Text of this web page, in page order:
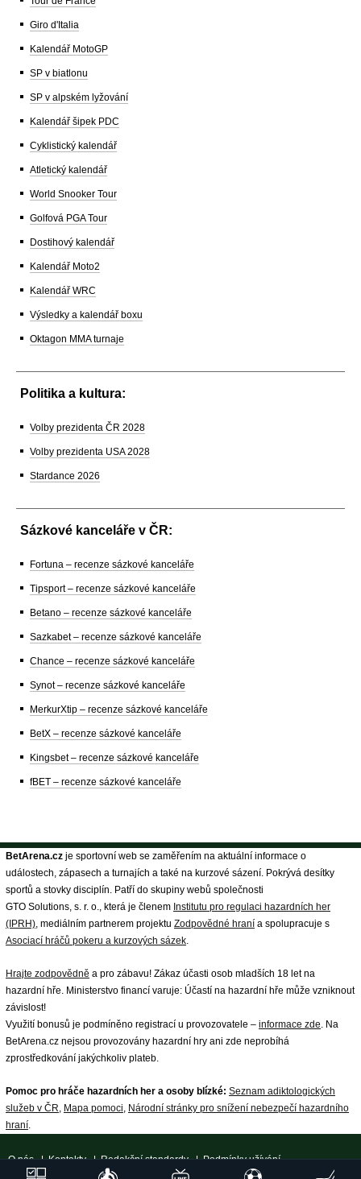
Giro d'Italia
Kalendář MotoGP
SP v biatlonu
SP v alpském lyžování
Kalendář šipek PDC
Cyklistický kalendář
Atletický kalendář
World Snooker Tour
Golfová PGA Tour
Dostihový kalendář
Kalendář Moto2
Kalendář WRC
Výsledky a kalendář boxu
Oktagon MMA turnaje
Politika a kultura:
Volby prezidenta ČR 2028
Volby prezidenta USA 2028
Stardance 2026
Sázkové kanceláře v ČR:
Fortuna – recenze sázkové kanceláře
Tipsport – recenze sázkové kanceláře
Betano – recenze sázkové kanceláře
Sazkabet – recenze sázkové kanceláře
Chance – recenze sázkové kanceláře
Synot – recenze sázkové kanceláře
MerkurXtip – recenze sázkové kanceláře
BetX – recenze sázkové kanceláře
Kingsbet – recenze sázkové kanceláře
fBET – recenze sázkové kanceláře
BetArena.cz je sportovní web se zaměřením na aktuální informace o
událostech, zápasech a turnajích a také na kurzové sázení. Pokrývá desítky
sportů a stovky disciplín. Patří do skupiny webů společnosti
GTO Solutions, s. r. o., která je členem Institutu pro regulaci hazardních her
(IPRH), mediálním partnerem projektu Zodpovědné hraní a spolupracuje s
Asociací hráčů pokeru a kurzových sázek.
Hrajte zodpovědně a pro zábavu! Zákaz účasti osob mladších 18 let na
hazardní hře. Ministerstvo financí varuje: Účastí na hazardní hře může vzniknout
závislost!
Využití bonusů je podmíněno registrací u provozovatele – informace zde. Na
BetArena.cz nejsou provozovány hazardní hry ani zde neprobíhá
zprostředkování jakýchkoliv plateb.
Pomoc pro hráče hazardních her a osoby blízké: Seznam adiktologických
služeb v ČR, Mapa pomoci, Národní stránky pro snížení nebezpečí hazardního
hraní.
O nás|Kontakty|Redakční standardy|Podmínky užívání